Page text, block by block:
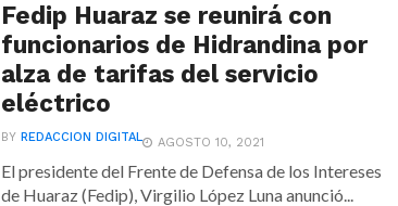
Fedip Huaraz se reunirá con
funcionarios de Hidrandina por
alza de tarifas del servicio
eléctrico
BYREDACCION DIGITAL AGOSTO 10, 2021
El presidente del Frente de Defensa de los Intereses
de Huaraz (Fedip), Virgilio López Luna anunció...